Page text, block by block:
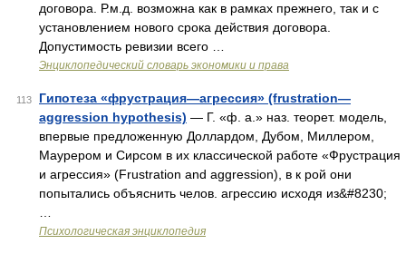
договора. Р.м.д. возможна как в рамках прежнего, так и с
установлением нового срока действия договора.
Допустимость ревизии всего …
Энциклопедический словарь экономики и права
113
Гипотеза «фрустрация—агрессия» (frustration—
aggression hypothesis) — Г. «ф. а.» наз. теорет. модель,
впервые предложенную Доллардом, Дубом, Миллером,
Маурером и Сирсом в их классической работе «Фрустрация
и агрессия» (Frustration and aggression), в к рой они
попытались объяснить челов. агрессию исходя из&#8230;
Психологическая энциклопедия